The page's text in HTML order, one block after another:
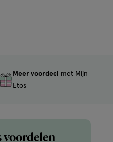
Meer voordeel
met Mijn
Etos
voordelen